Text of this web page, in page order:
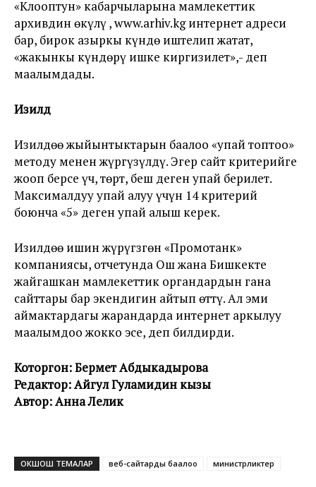
«Клооптун» кабарчыларына мамлекеттик
архивдин өкүлү , www.arhiv.kg интернет адреси
бар, бирок азыркы күндө иштелип жатат,
«жакынкы күндөрү ишке киргизилет»,- деп
маалымдады.
Изилдөө
Изилдөө жыйынтыктарын баалоо «упай топтоо»
методу менен жүргүзүлдү. Эгер сайт критерийге
жооп берсе үч, төрт, беш деген упай берилет.
Максималдуу упай алуу үчүн 14 критерий
боюнча «5» деген упай алыш керек.
Изилдөө ишин жүрүгзгөн «Промотанк»
компаниясы, отчетунда Ош жана Бишкекте
жайгашкан мамлекеттик органдардын гана
сайттары бар экендигин айтып өттү. Ал эми
аймактардагы жарандарда интернет аркылуу
маалымдоо жокко эсе, деп билдирди.
Которгон: Бермет Абдыкадырова
Редактор: Айгул Гуламидин кызы
Автор: Анна Лелик
ОКШОШ ТЕМАЛАР веб-сайтарды баалоо министрликтер